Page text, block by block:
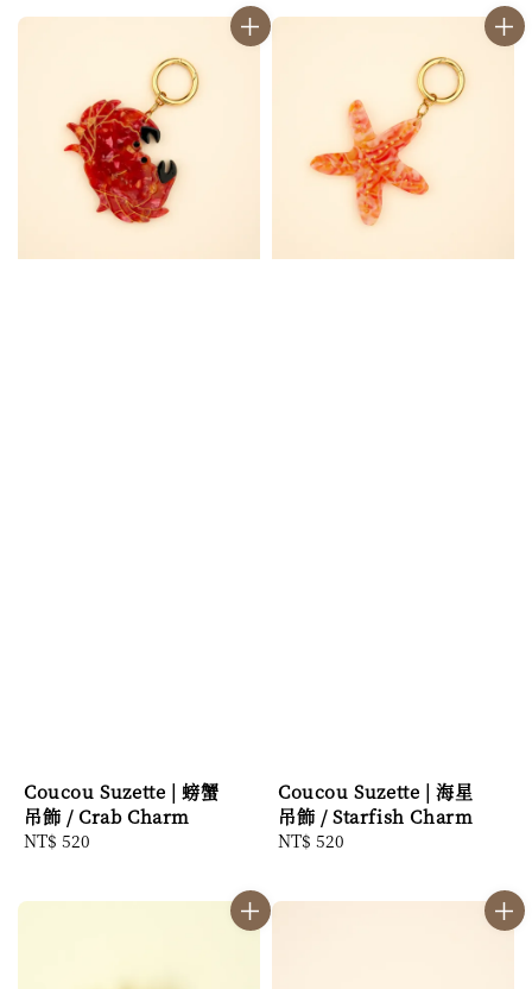
Coucou Suzette | 螃蟹
吊飾 / Crab Charm
Regular
NT$ 520
Coucou Suzette | 海星
吊飾 / Starfish Charm
Regular
NT$ 520